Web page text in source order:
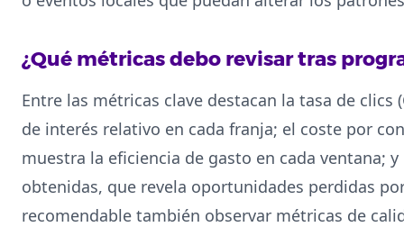
¿Qué métricas debo revisar tras
Entre las métricas clave destacan la tasa de clics
de interés relativo en cada franja; el coste por
muestra la eficiencia de gasto en cada ventana;
obtenidas, que revela oportunidades perdidas
recomendable también observar métricas de